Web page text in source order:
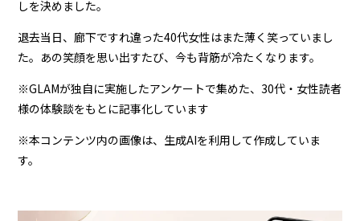
しを決めました。
退去当日、廊下ですれ違った40代女性はまた薄く笑っていまし
た。あの笑顔を思い出すたび、今も背筋が冷たくなります。
※GLAMが独自に実施したアンケートで集めた、30代・女性読者
様の体験談をもとに記事化しています
※本コンテンツ内の画像は、生成AIを利用して作成していま
す。